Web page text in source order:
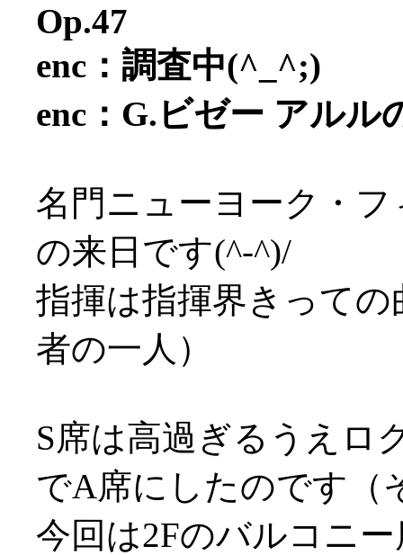
Op.47
enc：調査中(^_^;)
enc：G.ビゼー アル
名門ニューヨーク・
の来日です(^-^)/
指揮は指揮界きって
者の一人）
S席は高過ぎるうえロ
でA席にしたのです（
今回は2Fのバルコニ